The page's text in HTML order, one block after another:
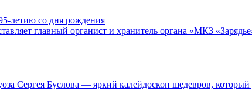
летию со дня рождения
главный органист и хранитель органа «МКЗ
Сергея Буслова — яркий калейдоскоп шедевров, который